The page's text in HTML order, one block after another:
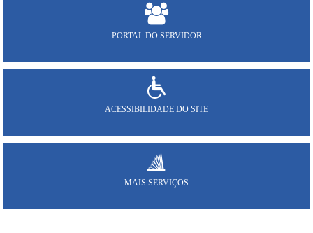
PORTAL DO SERVIDOR
ACESSIBILIDADE DO SITE
MAIS SERVIÇOS